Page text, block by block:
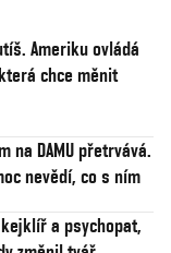
Ameriku ovládá
chce měnit
na DAMU přetrvává.
nevědí, co s ním
a psychopat,